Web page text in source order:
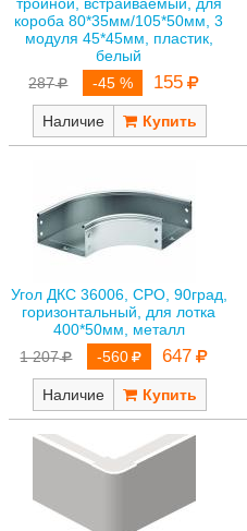
тройной, встраиваемый, для
короба 80*35мм/105*50мм, 3
модуля 45*45мм, пластик,
белый
287
-45 % 155
Наличие
Угол ДКС 36006, СРО, 90град,
горизонтальный, для лотка
400*50мм, металл
1 207
-560 647
Наличие